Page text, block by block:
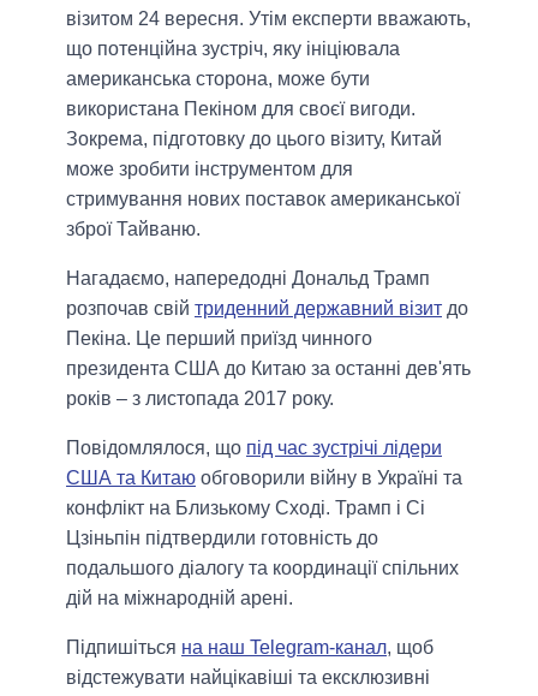
візитом 24 вересня. Утім експерти вважають,
що потенційна зустріч, яку ініціювала
американська сторона, може бути
використана Пекіном для своєї вигоди.
Зокрема, підготовку до цього візиту, Китай
може зробити інструментом для
стримування нових поставок американської
зброї Тайваню.
Нагадаємо, напередодні Дональд Трамп
розпочав свій триденний державний візит до
Пекіна. Це перший приїзд чинного
президента США до Китаю за останні дев'ять
років – з листопада 2017 року.
Повідомлялося, що під час зустрічі лідери
США та Китаю обговорили війну в Україні та
конфлікт на Близькому Сході. Трамп і Сі
Цзіньпін підтвердили готовність до
подальшого діалогу та координації спільних
дій на міжнародній арені.
Підпишіться на наш Telegram-канал, щоб
відстежувати найцікавіші та ексклюзивні